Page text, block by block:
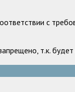
с
т.к.